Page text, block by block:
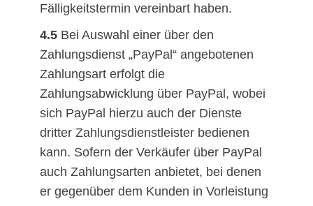
Fälligkeitstermin vereinbart haben.
4.5Bei Auswahl einer über den
Zahlungsdienst „PayPal“ angebotenen
Zahlungsart erfolgt die
Zahlungsabwicklung über PayPal, wobei
sich PayPal hierzu auch der Dienste
dritter Zahlungsdienstleister bedienen
kann. Sofern der Verkäufer über PayPal
auch Zahlungsarten anbietet, bei denen
er gegenüber dem Kunden in Vorleistung